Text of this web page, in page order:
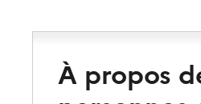
À propos